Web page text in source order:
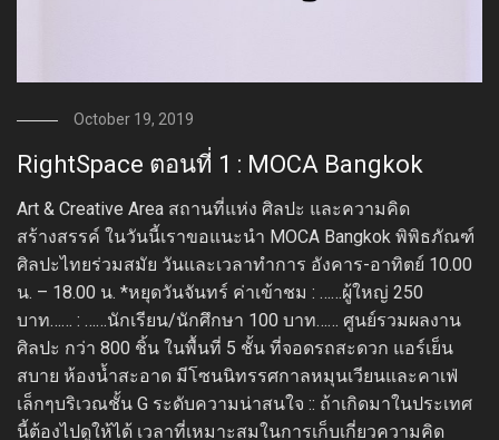
October 19, 2019
RightSpace ตอนที่ 1 : MOCA Bangkok
Art & Creative Area สถานที่แห่ง ศิลปะ และความคิด
สร้างสรรค์ ในวันนี้เราขอแนะนำ MOCA Bangkok พิพิธภัณฑ์
ศิลปะไทยร่วมสมัย วันและเวลาทำการ อังคาร-อาทิตย์ 10.00
น. – 18.00 น. *หยุดวันจันทร์ ค่าเข้าชม : ……ผู้ใหญ่ 250
บาท…… : ……นักเรียน/นักศึกษา 100 บาท…… ศูนย์รวมผลงาน
ศิลปะ กว่า 800 ชิ้น ในพื้นที่ 5 ชั้น ที่จอดรถสะดวก แอร์เย็น
สบาย ห้องน้ำสะอาด มีโซนนิทรรศกาลหมุนเวียนและคาเฟ่
เล็กๆบริเวณชั้น G ระดับความน่าสนใจ :: ถ้าเกิดมาในประเทศ
นี้ต้องไปดูให้ได้ เวลาที่เหมาะสมในการเก็บเกี่ยวความคิด